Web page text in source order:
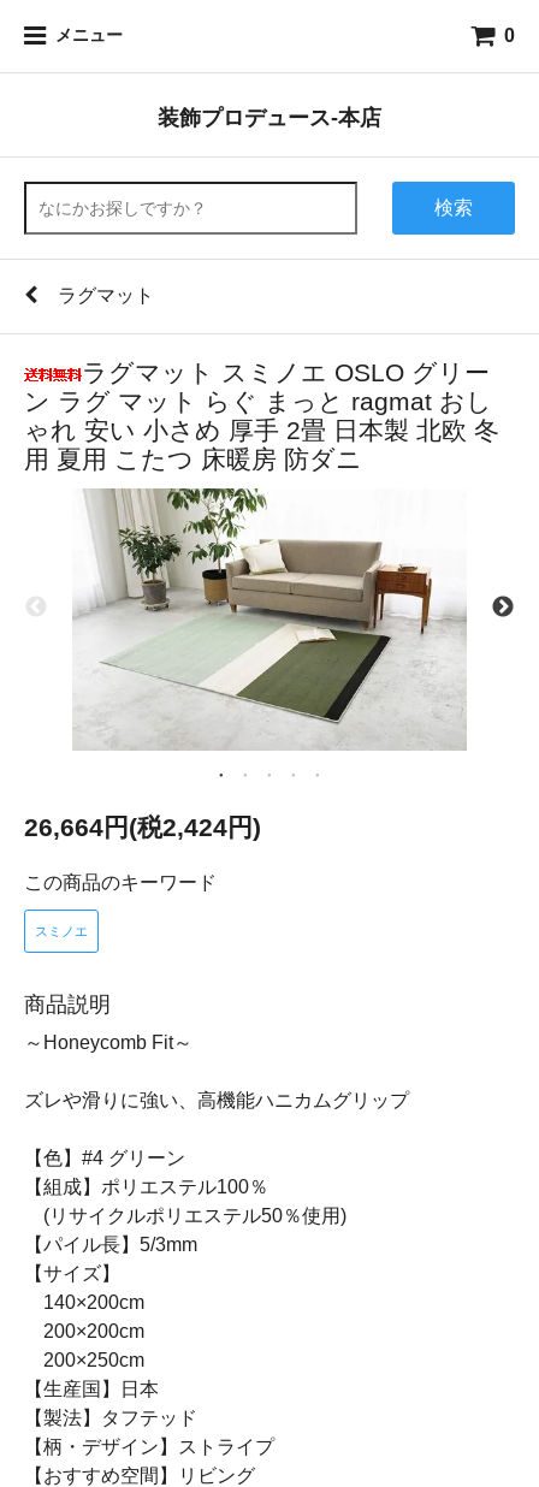
メニュー 0
装飾プロデュース-本店
検索
ラグマット
ラグマット スミノエ OSLO グリー
ン ラグ マット らぐ まっと ragmat おし
ゃれ 安い 小さめ 厚手 2畳 日本製 北欧 冬
用 夏用 こたつ 床暖房 防ダニ
26,664円(税2,424円)
この商品のキーワード
スミノエ
商品説明
～Honeycomb Fit～
ズレや滑りに強い、高機能ハニカムグリップ
【色】#4 グリーン
【組成】ポリエステル100％
(リサイクルポリエステル50％使用)
【パイル長】5/3mm
【サイズ】
140×200cm
200×200cm
200×250cm
【生産国】日本
【製法】タフテッド
【柄・デザイン】ストライプ
【おすすめ空間】リビング